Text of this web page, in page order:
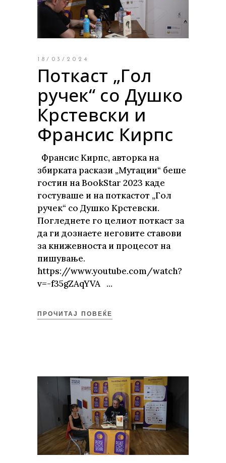
18/03/2024
Поткаст „Гол
ручек“ со Душко
Крстевски и
Франсис Кирпс
Франсис Кирпс, авторка на
збирката раскази „Мутации“ беше
гостин на BookStar 2023 каде
гостуваше и на поткастот „Гол
ручек“ со Душко Крстевски.
Погледнете го целиот поткаст за
да ги дознаете неговите ставови
за книжевноста и процесот на
пишување.
https://www.youtube.com/watch?
v=-f35gZAqYVA
ПРОЧИТАЈ ПОВЕЌЕ